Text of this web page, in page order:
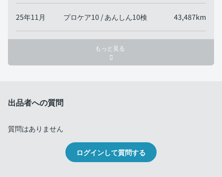
25年11月 プロケア10 / あんしん10検 43,487km
もっと見る
出品者への質問
質問はありません
ログインして質問する